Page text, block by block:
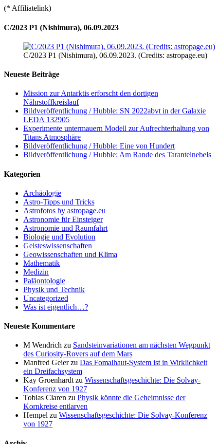
(* Affiliatelink)
C/2023 P1 (Nishimura), 06.09.2023
C/2023 P1 (Nishimura), 06.09.2023. (Credits: astropage.eu)
Neueste Beiträge
Mission zur Antarktis erforscht den dortigen
Nährstoffkreislauf
Bildveröffentlichung / Hubble: SN 2022abvt in der Galaxie
LEDA 132905
Experimente untermauern Modell zur Aufrechterhaltung von
Titans Atmosphäre
Bildveröffentlichung / Hubble: Eine von Hundert
Bildveröffentlichung / Hubble: Am Rande des Tarantelnebels
Kategorien
Archäologie
Astro-Tipps und Tricks
Astrofotos by astropage.eu
Astronomie für Einsteiger
Astronomie und Raumfahrt
Biologie und Evolution
Geisteswissenschaften
Geowissenschaften und Klima
Mathematik
Medizin
Paläontologie
Physik und Technik
Uncategorized
Was ist eigentlich…?
Neueste Kommentare
M Wendrich zu Sandsteinvariationen am nächsten Wegpunkt
des Curiosity-Rovers auf dem Mars
Manfred Geierzu Das Fomalhaut-System ist in Wirklichkeit
ein Dreifachsystem
Kay Groenhardtzu Wissenschaftsgeschichte: Die Solvay-
Konferenz von 1927
Tobias Claren zu Physik könnte die Geheimnisse der
Kornkreise entlarven
Hempel zu Wissenschaftsgeschichte: Die Solvay-Konferenz
von 1927